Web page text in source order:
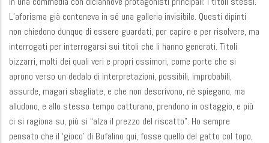
L’aforisma già conteneva in sé una galleria invisibile. Questi dipinti
non chiedono dunque di essere guardati, per capire e per risolvere, ma
interrogati per interrogarsi sui titoli che li hanno generati. Titoli
bizzarri, molti dei quali veri e propri ossimori, come porte che si
aprono verso un dedalo di interpretazioni, possibili, improbabili,
assurde, magari sbagliate, e che non descrivono, né spiegano, ma
alludono, e allo stesso tempo catturano, prendono in ostaggio, e più
ci si ragiona su, più si “alza il prezzo del riscatto”. Ho sempre
pensato che il ‘gioco’ di Bufalino qui, fosse quello del gatto col topo,